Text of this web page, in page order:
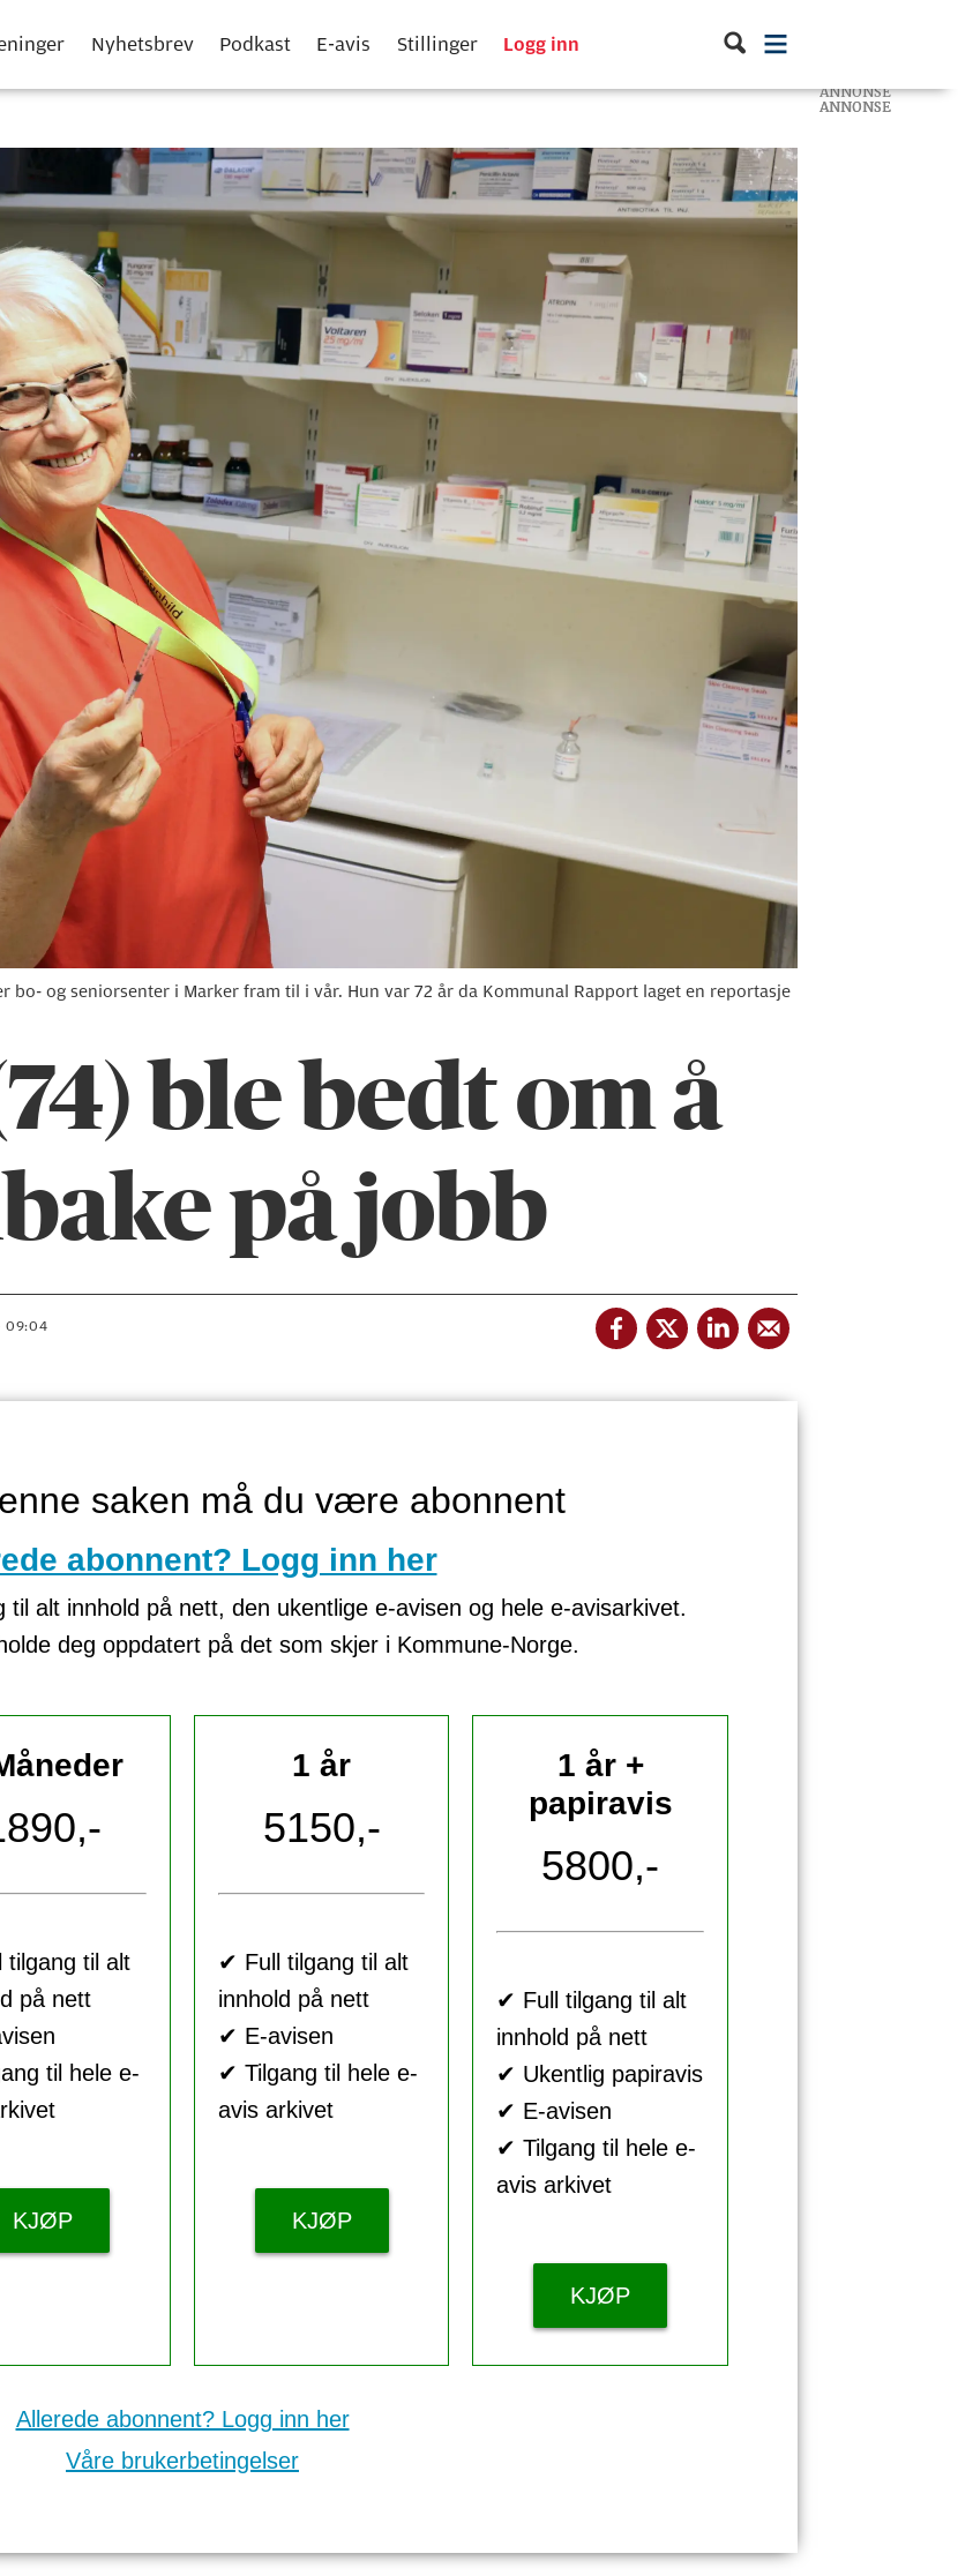
Nyhetsbrev Podkast E-avis Stillinger Logg inn
bo- og seniorsenter i Marker fram til i vår. Hun var 72 år da Kommunal Rapport laget en reportasje
ble bedt om å
på jobb
09:04
saken må du være abonnent
abonnent? Logg inn her
alt innhold på nett, den ukentlige e-avisen og hele e-avisarkivet.
deg oppdatert på det som skjer i Kommune-Norge.
tilgang til alt
på nett
til hele e-
KJØP
1 år
5150,-
✔ Full tilgang til alt
innhold på nett
✔ E-avisen
✔ Tilgang til hele e-
avis arkivet
KJØP
1 år +
papiravis
5800,-
✔ Full tilgang til alt
innhold på nett
✔ Ukentlig papiravis
✔ E-avisen
✔ Tilgang til hele e-
avis arkivet
KJØP
Allerede abonnent? Logg inn her
Våre brukerbetingelser
ANNONSE
ANNONSE
ANNONSE